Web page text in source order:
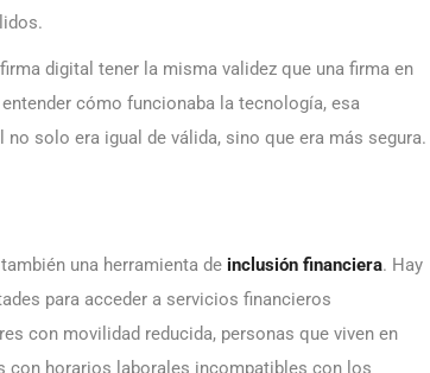
digital tener la misma validez que una firma en
cómo funcionaba la tecnología, esa
solo era igual de válida, sino que era más segura.
una herramienta de inclusión financiera. Hay
para acceder a servicios financieros
con movilidad reducida, personas que viven en
con horarios laborales incompatibles con los